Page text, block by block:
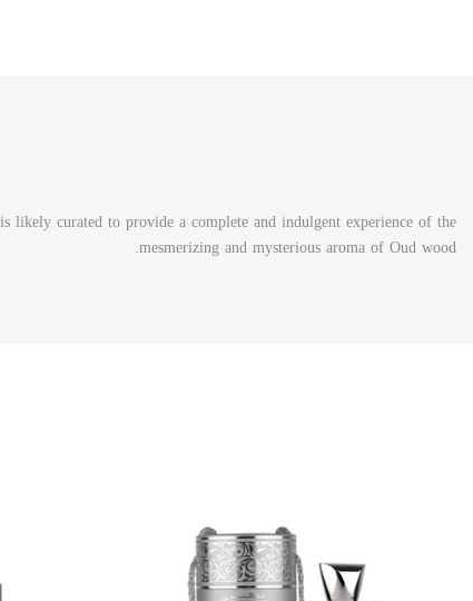
curated to provide a complete and indulgent experience of the
mesmerizing and mysterious aroma of Oud wood.